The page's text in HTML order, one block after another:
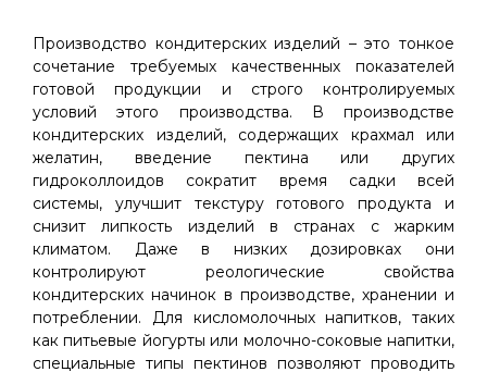
Производство кондитерских изделий – это тонкое
сочетание требуемых качественных показателей
готовой продукции и строго контролируемых
условий этого производства. В производстве
кондитерских изделий, содержащих крахмал или
желатин, введение пектина или других
гидроколлоидов сократит время садки всей
системы, улучшит текстуру готового продукта и
снизит липкость изделий в странах с жарким
климатом. Даже в низких дозировках они
контролируют реологические свойства
кондитерских начинок в производстве, хранении и
потреблении. Для кисломолочных напитков, таких
как питьевые йогурты или молочно-соковые напитки,
специальные типы пектинов позволяют проводить